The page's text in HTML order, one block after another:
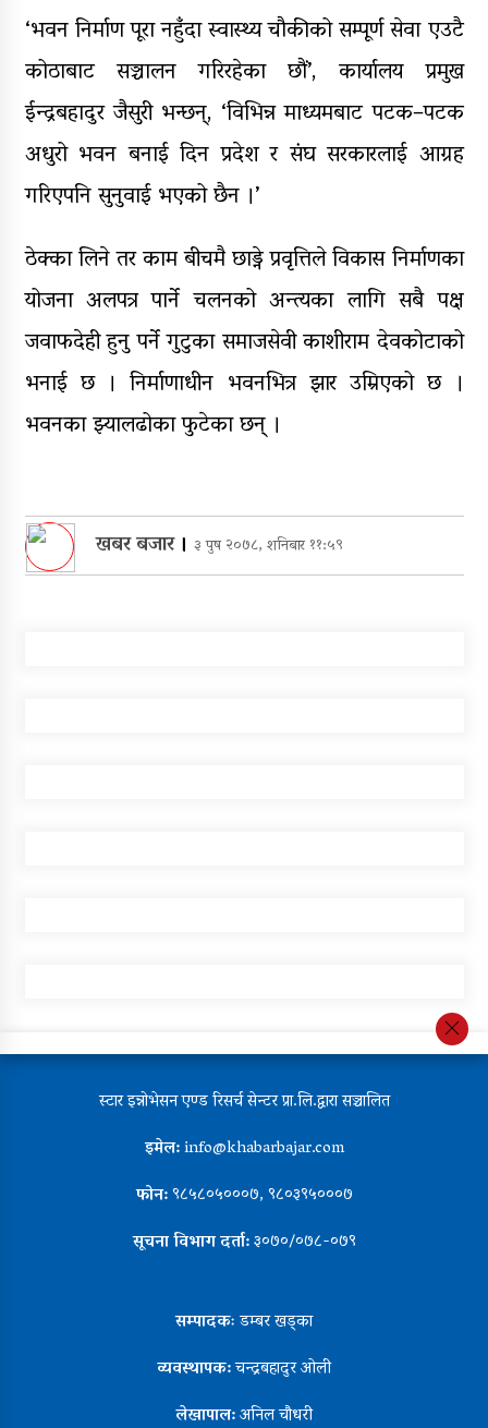
‘भवन निर्माण पूरा नहुँदा स्वास्थ्य चौकीको सम्पूर्ण सेवा एउटै
कोठाबाट सञ्चालन गरिरहेका छौं’, कार्यालय प्रमुख
ईन्द्रबहादुर जैसुरी भन्छन्, ‘विभिन्न माध्यमबाट पटक–पटक
अधुरो भवन बनाई दिन प्रदेश र संघ सरकारलाई आग्रह
गरिएपनि सुनुवाई भएको छैन ।’
ठेक्का लिने तर काम बीचमै छाड्ने प्रवृत्तिले विकास निर्माणका
योजना अलपत्र पार्ने चलनको अन्त्यका लागि सबै पक्ष
जवाफदेही हुनु पर्ने गुटुका समाजसेवी काशीराम देवकोटाको
भनाई छ । निर्माणाधीन भवनभित्र झार उम्रिएको छ ।
भवनका झ्यालढोका फुटेका छन् ।
खबर बजार। ३ पुष २०७८, शनिबार ११:५९
स्टार इन्नोभेसन एण्ड रिसर्च सेन्टर प्रा.लि.द्वारा सञ्चालित
इमेल:info@khabarbajar.com
फोन:९८५८०५०००७, ९८०३९५०००७
सूचना विभाग दर्ता:३०७०/०७८-०७९
सम्पादकःडम्बर खड्का
व्यवस्थापक:चन्द्रबहादुर ओली
लेखापाल:अनिल चौधरी